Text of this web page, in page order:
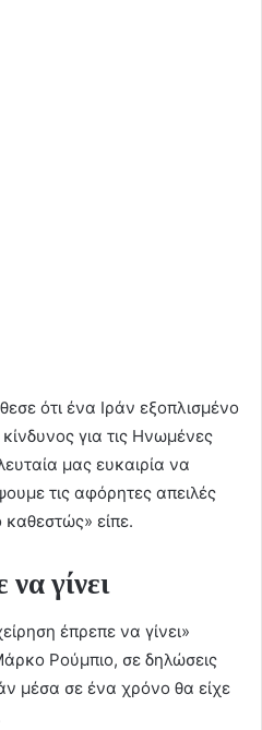
ότι ένα Ιράν εξοπλισμένο
για τις Ηνωμένες
μας ευκαιρία να
τις αφόρητες απειλές
είπε.
γίνει
έπρεπε να γίνει»
Ρούμπιο, σε δηλώσεις
μέσα σε ένα χρόνο θα είχε